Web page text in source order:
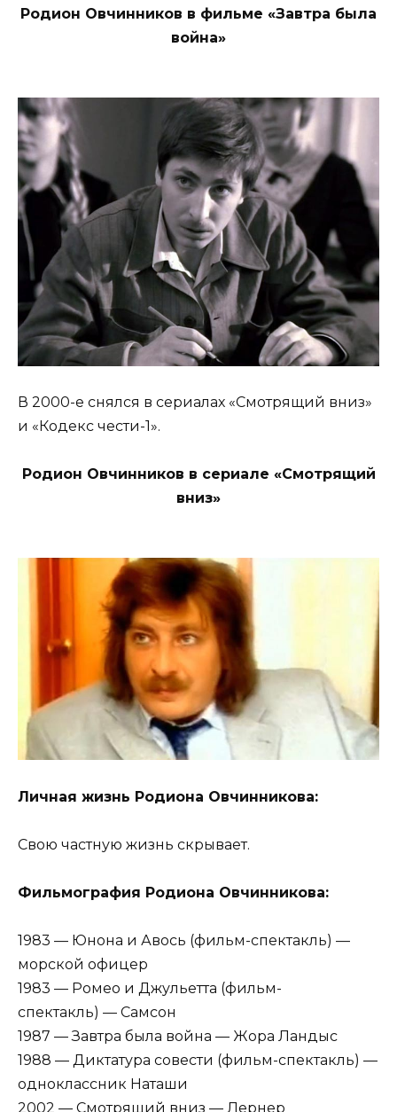
Родион Овчинников в фильме «Завтра была
война»
В 2000-е снялся в сериалах «Смотрящий вниз»
и «Кодекс чести-1».
Родион Овчинников в сериале «Смотрящий
вниз»
Личная жизнь Родиона Овчинникова:
Свою частную жизнь скрывает.
Фильмография Родиона Овчинникова:
1983 — Юнона и Авось (фильм-спектакль) —
морской офицер
1983 — Ромео и Джульетта (фильм-
спектакль) — Самсон
1987 — Завтра была война — Жора Ландыс
1988 — Диктатура совести (фильм-спектакль) —
одноклассник Наташи
2002 — Смотрящий вниз — Лернер